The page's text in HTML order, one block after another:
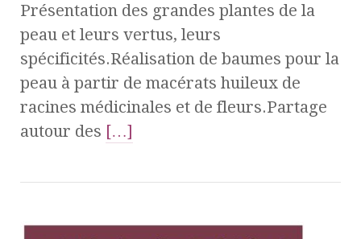
Présentation des grandes plantes de la
peau et leurs vertus, leurs
spécificités.Réalisation de baumes pour la
peau à partir de macérats huileux de
racines médicinales et de fleurs.Partage
autour des […]